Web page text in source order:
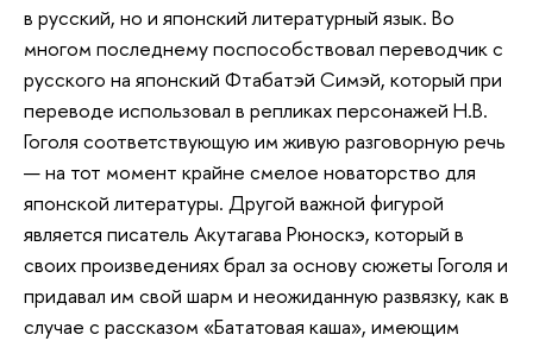
в русский, но и японский литературный язык. Во
многом последнему поспособствовал переводчик с
русского на японский Фтабатэй Симэй, который при
переводе использовал в репликах персонажей Н.В.
Гоголя соответствующую им живую разговорную речь
— на тот момент крайне смелое новаторство для
японской литературы. Другой важной фигурой
является писатель Акутагава Рюноскэ, который в
своих произведениях брал за основу сюжеты Гоголя и
придавал им свой шарм и неожиданную развязку, как в
случае с рассказом «Бататовая каша», имеющим